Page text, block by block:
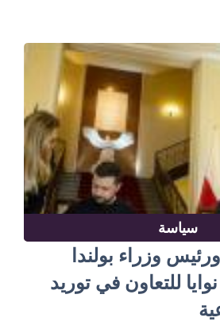
سياسة
وزراء بولندا
للتعاون في توريد